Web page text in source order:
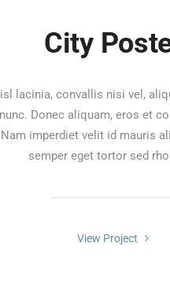
City
lacinia, convallis nisi vel,
Donec aliquam, eros et
imperdiet velit id mauris
semper eget tortor sed
View Project